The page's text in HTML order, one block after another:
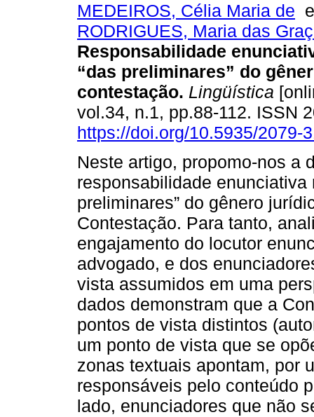
MEDEIROS, Célia Maria de
RODRIGUES, Maria das
Responsabilidade
“das preliminares” do
contestação. Lingüística
vol.34, n.1, pp.88-112. ISSN
https://doi.org/10.5935/2079-
Neste artigo, propomo-nos a
responsabilidade enunciativa
preliminares” do gênero
Contestação. Para tanto,
engajamento do locutor
advogado, e dos
vista assumidos em uma
dados demonstram que a
pontos de vista distintos
um ponto de vista que se
zonas textuais apontam, por
responsáveis pelo conteúdo
lado, enunciadores que não